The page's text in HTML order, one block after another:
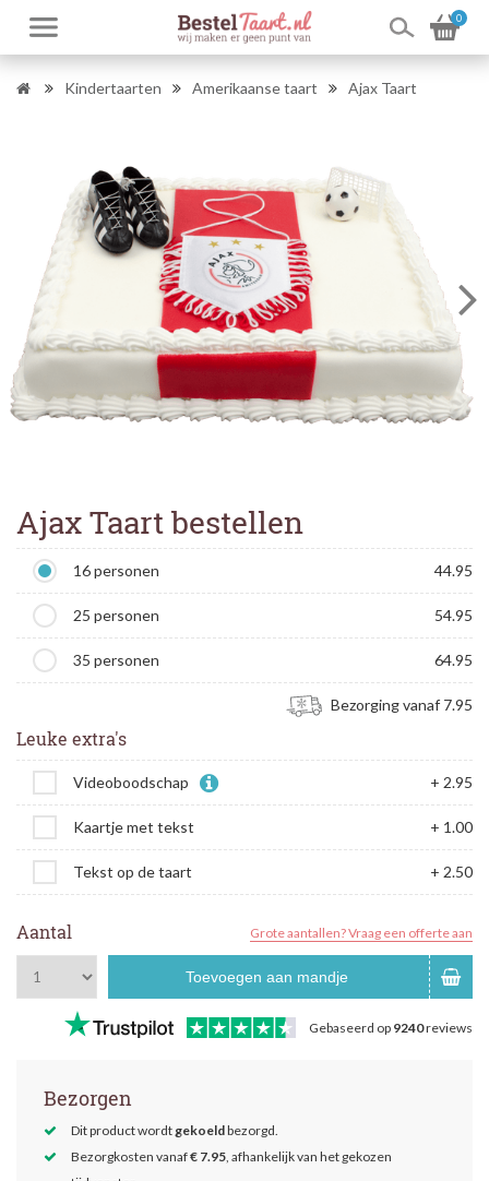
0
Kindertaarten Amerikaanse taart Ajax Taart
Ajax Taart bestellen
16 personen 44.95
25 personen 54.95
35 personen 64.95
Bezorging vanaf 7.95
Leuke extra's
Videoboodschap + 2.95
Kaartje met tekst + 1.00
Tekst op de taart + 2.50
Aantal Grote aantallen? Vraag een offerte aan
Toevoegen aan mandje
Gebaseerd op 9240reviews
Bezorgen
Dit product wordtgekoeldbezorgd.
Bezorgkosten vanaf€ 7.95, afhankelijk van het gekozen